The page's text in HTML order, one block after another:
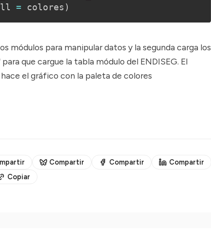
= colores )
módulos para manipular datos y la segunda carga los
que cargue la tabla módulo del ENDISEG. El
el gráfico con la paleta de colores
Compartir Compartir
Compartir
Copiar